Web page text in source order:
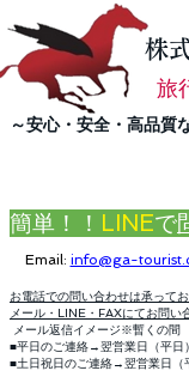
株
旅
～安心・安全・高品質
Email: info@ga-
簡単！！ LINEで
お電話での問い合わせは承ってお
メール・LINE・FAXにてお問い
メール返信イメージ※暫くの間
■平日のご連絡→翌営業日（平日
■土日祝日のご連絡→翌営業日